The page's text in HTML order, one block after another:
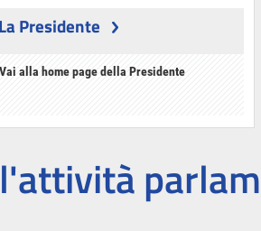
La Presidente
Vai alla home page della Presidente